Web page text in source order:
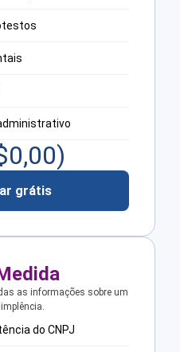
0,00)
grátis
as informações sobre um
do CNPJ